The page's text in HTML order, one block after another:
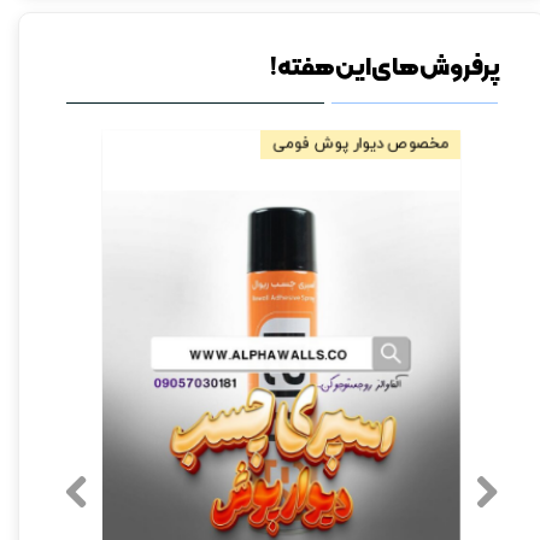
پرفروش های این هفته!
فروش ویژه